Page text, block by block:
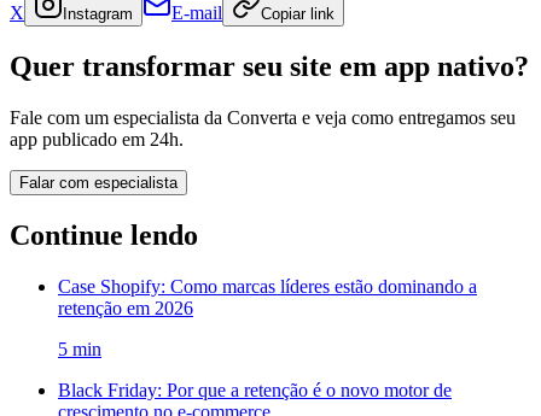
X Instagram E-mail Copiar link
Quer transformar seu site em app nativo?
Fale com um especialista da Converta e veja como entregamos seu
app publicado em 24h.
Falar com especialista
Continue lendo
Case Shopify: Como marcas líderes estão dominando a
retenção em 2026
5 min
Black Friday: Por que a retenção é o novo motor de
crescimento no e-commerce